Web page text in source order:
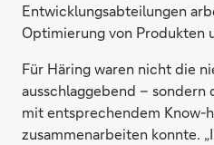
Entwicklungsabteilungen
Optimierung von Produkten
Für Häring waren nicht die
ausschlaggebend – sondern
mit entsprechendem Know-
zusammenarbeiten konnte.